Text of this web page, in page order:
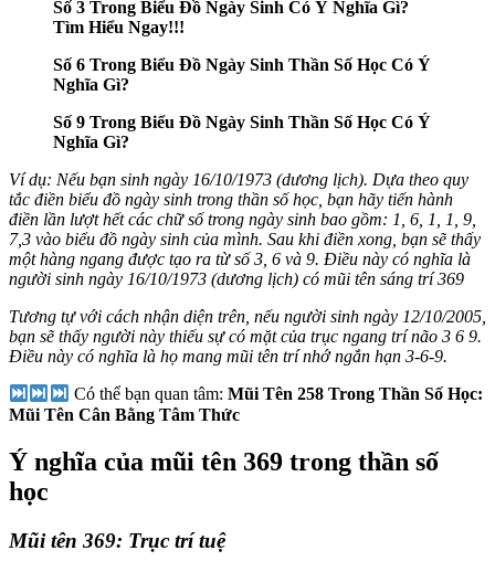
Số 3 Trong Biểu Đồ Ngày Sinh Có Ý Nghĩa Gì?
Tìm Hiểu Ngay!!!
Số 6 Trong Biểu Đồ Ngày Sinh Thần Số Học Có Ý
Nghĩa Gì?
Số 9 Trong Biểu Đồ Ngày Sinh Thần Số Học Có Ý
Nghĩa Gì?
Ví dụ: Nếu bạn sinh ngày 16/10/1973 (dương lịch). Dựa theo quy
tắc điền biểu đồ ngày sinh trong thần số học, bạn hãy tiến hành
điền lần lượt hết các chữ số trong ngày sinh bao gồm: 1, 6, 1, 1, 9,
7,3 vào biểu đồ ngày sinh của mình. Sau khi điền xong, bạn sẽ thấy
một hàng ngang được tạo ra từ số 3, 6 và 9. Điều này có nghĩa là
người sinh ngày 16/10/1973 (dương lịch) có mũi tên sáng trí 369
Tương tự với cách nhận diện trên, nếu người sinh ngày 12/10/2005,
bạn sẽ thấy người này thiếu sự có mặt của trục ngang trí não 3 6 9.
Điều này có nghĩa là họ mang mũi tên trí nhớ ngắn hạn 3-6-9.
Có thể bạn quan tâm: Mũi Tên 258 Trong Thần Số Học:
Mũi Tên Cân Bằng Tâm Thức
Ý nghĩa của mũi tên 369 trong thần số
học
Mũi tên 369: Trục trí tuệ